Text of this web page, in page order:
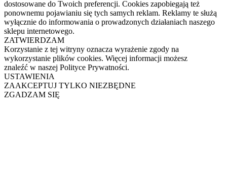
dostosowane do Twoich preferencji. Cookies zapobiegają też
ponownemu pojawianiu się tych samych reklam. Reklamy te służą
wyłącznie do informowania o prowadzonych działaniach naszego
sklepu internetowego.
ZATWIERDZAM
Korzystanie z tej witryny oznacza wyrażenie zgody na
wykorzystanie plików cookies. Więcej informacji możesz
znaleźć w naszej Polityce Prywatności.
USTAWIENIA
ZAAKCEPTUJ TYLKO NIEZBĘDNE
ZGADZAM SIĘ